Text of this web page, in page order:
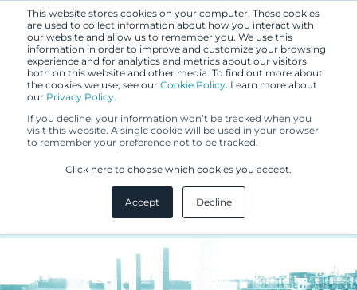
This website stores cookies on your computer. These cookies
are used to collect information about how you interact with
our website and allow us to remember you. We use this
information in order to improve and customize your browsing
experience and for analytics and metrics about our visitors
both on this website and other media. To find out more about
the cookies we use, see our Cookie Policy. Learn more about
our Privacy Policy.
If you decline, your information won’t be tracked when you
visit this website. A single cookie will be used in your browser
to remember your preference not to be tracked.
Click here to choose which cookies you accept.
Accept Decline
1.12.2017
Hyödynnä ja hallitse tehokkaasti